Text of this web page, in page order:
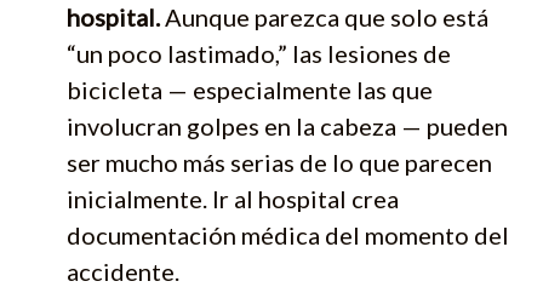
hospital. Aunque parezca que solo está
“un poco lastimado,” las lesiones de
bicicleta — especialmente las que
involucran golpes en la cabeza — pueden
ser mucho más serias de lo que parecen
inicialmente. Ir al hospital crea
documentación médica del momento del
accidente.